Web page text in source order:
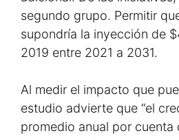
segundo grupo. Permitir
supondría la inyección de
2019 entre 2021 a 2031.
Al medir el impacto que
estudio advierte que “el
promedio anual por cuenta